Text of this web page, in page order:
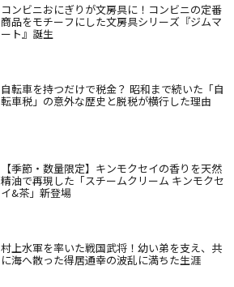
コンビニおにぎりが文房具に！コンビニの定番
商品をモチーフにした文房具シリーズ『ジムマ
ート』誕生
自転車を持つだけで税金？ 昭和まで続いた「自
転車税」の意外な歴史と脱税が横行した理由
【季節・数量限定】キンモクセイの香りを天然
精油で再現した「スチームクリーム キンモクセ
イ&茶」新登場
村上水軍を率いた戦国武将！幼い弟を支え、共
に海へ散った得居通幸の波乱に満ちた生涯